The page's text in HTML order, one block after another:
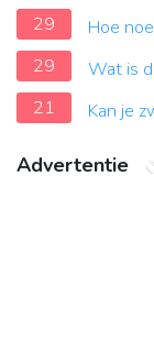
29
Hoe
29
Wat is
21
Kan je
Advertentie